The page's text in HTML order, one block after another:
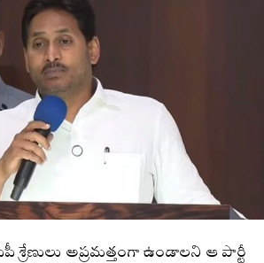
శ్రేణులు అప్రమత్తంగా ఉండాలని ఆ పార్టీ